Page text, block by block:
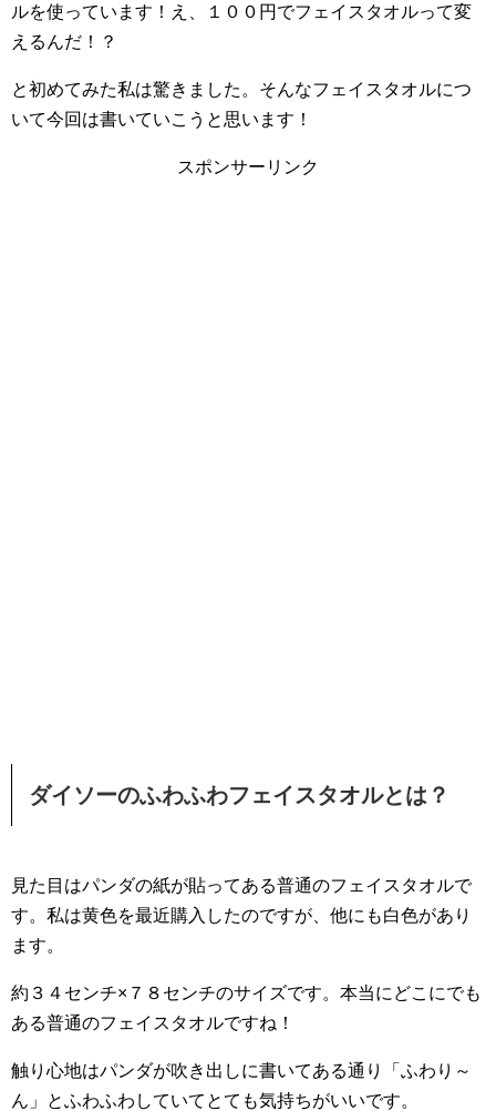
ルを使っています！え、１００円でフェイスタオルって変
えるんだ！？
と初めてみた私は驚きました。そんなフェイスタオルにつ
いて今回は書いていこうと思います！
スポンサーリンク
ダイソーのふわふわフェイスタオルとは？
見た目はパンダの紙が貼ってある普通のフェイスタオルで
す。私は黄色を最近購入したのですが、他にも白色があり
ます。
約３４センチ×７８センチのサイズです。本当にどこにでも
ある普通のフェイスタオルですね！
触り心地はパンダが吹き出しに書いてある通り「ふわり～
ん」とふわふわしていてとても気持ちがいいです。